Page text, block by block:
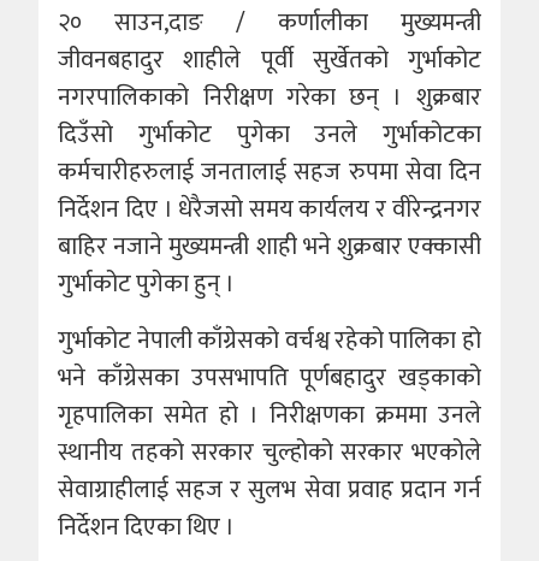
२० साउन,दाङ / कर्णालीका मुख्यमन्त्री
जीवनबहादुर शाहीले पूर्वी सुर्खेतको गुर्भाकोट
नगरपालिकाको निरीक्षण गरेका छन् । शुक्रबार
दिउँसो गुर्भाकोट पुगेका उनले गुर्भाकोटका
कर्मचारीहरुलाई जनतालाई सहज रुपमा सेवा दिन
निर्देशन दिए । धेरैजसो समय कार्यलय र वीरेन्द्रनगर
बाहिर नजाने मुख्यमन्त्री शाही भने शुक्रबार एक्कासी
गुर्भाकोट पुगेका हुन् ।
गुर्भाकोट नेपाली काँग्रेसको वर्चश्व रहेको पालिका हो
भने काँग्रेसका उपसभापति पूर्णबहादुर खड्काको
गृहपालिका समेत हो । निरीक्षणका क्रममा उनले
स्थानीय तहको सरकार चुल्होको सरकार भएकोले
सेवाग्राहीलाई सहज र सुलभ सेवा प्रवाह प्रदान गर्न
निर्देशन दिएका थिए ।